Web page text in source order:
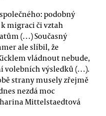
podobný
migraci či vztah
(…) Současný
ale slíbil, že
vládnout nebude,
volebních výsledků (…).
strany musely zřejmě
nezdá moc
Mittelstaedtová